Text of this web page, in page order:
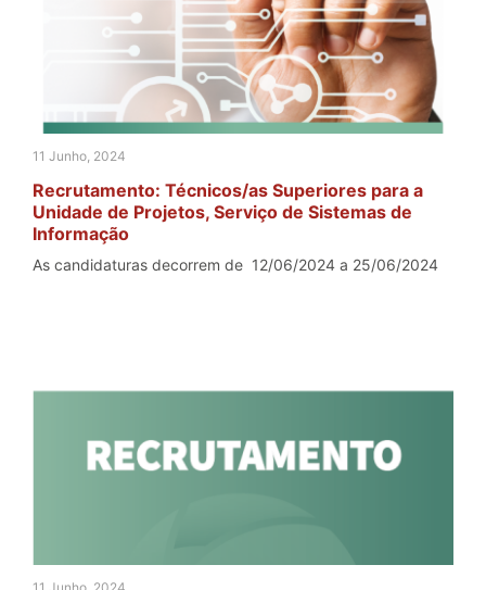
11 Junho, 2024
Recrutamento: Técnicos/as Superiores para a
Unidade de Projetos, Serviço de Sistemas de
Informação
As candidaturas decorrem de 12/06/2024 a 25/06/2024